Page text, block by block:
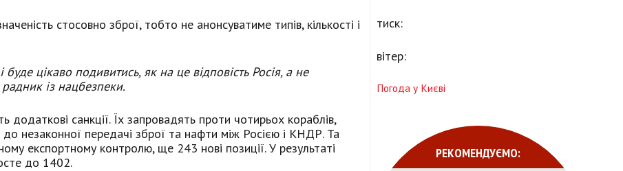
стосовно зброї, тобто не анонсуватиме типів, кількості і
цікаво подивитись, як на це відповість Росія, а не
із нацбезпеки.
санкції. Їх запровадять проти чотирьох кораблів,
до незаконної передачі зброї та нафти між Росією і КНДР. Та
експортному контролю, ще 243 нові позиції. У результаті
до 1402.
тиск:
вітер:
Погода у Києві
РЕКОМЕНДУЄМО: